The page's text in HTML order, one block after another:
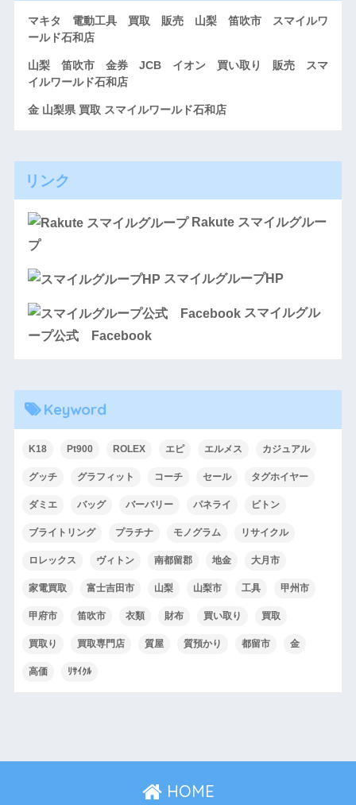
マキタ 電動工具 買取 販売 山梨 笛吹市 スマイルワ
ールド石和店
山梨 笛吹市 金券 JCB イオン 買い取り 販売 スマ
イルワールド石和店
金 山梨県 買取 スマイルワールド石和店
リンク
Rakute スマイルグルー
プ
スマイルグループHP
スマイルグル
ープ公式 Facebook
Keyword
K18 Pt900 ROLEX エピ エルメス カジュアル
グッチ グラフィット コーチ セール タグホイヤー
ダミエ バッグ バーバリー パネライ ビトン
ブライトリング プラチナ モノグラム リサイクル
ロレックス ヴィトン 南都留郡 地金 大月市
家電買取 富士吉田市 山梨 山梨市 工具 甲州市
甲府市 笛吹市 衣類 財布 買い取り 買取
買取り 買取専門店 質屋 質預かり 都留市 金
高価 ﾘｻｲｸﾙ
HOME